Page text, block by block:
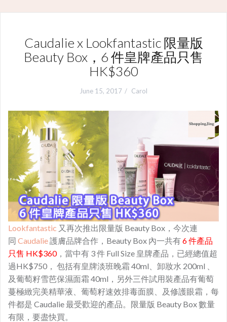
Caudalie x Lookfantastic 限量版
Beauty Box，6 件皇牌產品只售
HK$360
June 15, 2017 Carol
Lookfantastic 又再次推出限量版 Beauty Box，今次連
同 Caudalie護膚品牌合作，Beauty Box 內一共有6 件產品
只售 HK$360，當中有 3 件 Full Size 皇牌產品，已經總值超
過HK$750， 包括有皇牌淡班晚霜 40ml、卸妝水 200ml 、
及葡萄籽雪芭保濕面霜 40ml，另外三件試用裝產品有葡萄
蔓極緻完美精華液、葡萄籽速效排毒面膜、及修護眼霜，每
件都是 Caudalie 最受歡迎的產品。限量版 Beauty Box 數量
有限，要盡快買。